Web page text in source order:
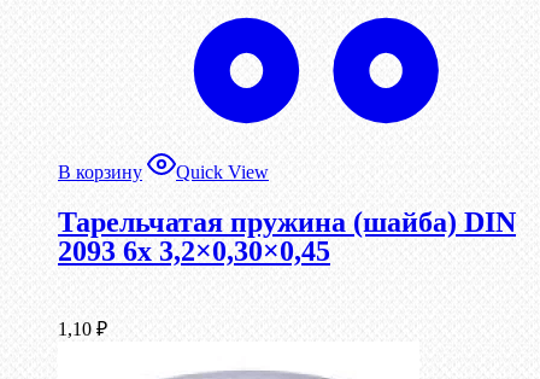
В корзину Quick View
Тарельчатая пружина (шайба) DIN
2093 6x 3,2×0,30×0,45
1,10 ₽